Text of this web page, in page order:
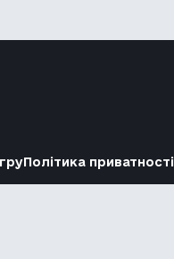
Політика приватності